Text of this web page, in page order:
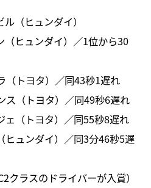
（ヒュンダイ）
（ヒュンダイ）／1位から30
（トヨタ）／同43秒1遅れ
ス（トヨタ）／同49秒6遅れ
ェ（トヨタ）／同55秒8遅れ
ヒュンダイ）／同3分46秒5遅
クラスのドライバーが入賞）